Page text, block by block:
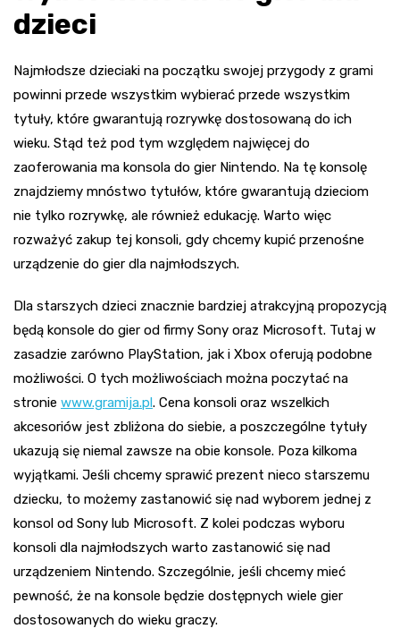
dzieci
Najmłodsze dzieciaki na początku swojej przygody z grami
powinni przede wszystkim wybierać przede wszystkim
tytuły, które gwarantują rozrywkę dostosowaną do ich
wieku. Stąd też pod tym względem najwięcej do
zaoferowania ma konsola do gier Nintendo. Na tę konsolę
znajdziemy mnóstwo tytułów, które gwarantują dzieciom
nie tylko rozrywkę, ale również edukację. Warto więc
rozważyć zakup tej konsoli, gdy chcemy kupić przenośne
urządzenie do gier dla najmłodszych.
Dla starszych dzieci znacznie bardziej atrakcyjną propozycją
będą konsole do gier od firmy Sony oraz Microsoft. Tutaj w
zasadzie zarówno PlayStation, jak i Xbox oferują podobne
możliwości. O tych możliwościach można poczytać na
stronie www.gramija.pl. Cena konsoli oraz wszelkich
akcesoriów jest zbliżona do siebie, a poszczególne tytuły
ukazują się niemal zawsze na obie konsole. Poza kilkoma
wyjątkami. Jeśli chcemy sprawić prezent nieco starszemu
dziecku, to możemy zastanowić się nad wyborem jednej z
konsol od Sony lub Microsoft. Z kolei podczas wyboru
konsoli dla najmłodszych warto zastanowić się nad
urządzeniem Nintendo. Szczególnie, jeśli chcemy mieć
pewność, że na konsole będzie dostępnych wiele gier
dostosowanych do wieku graczy.